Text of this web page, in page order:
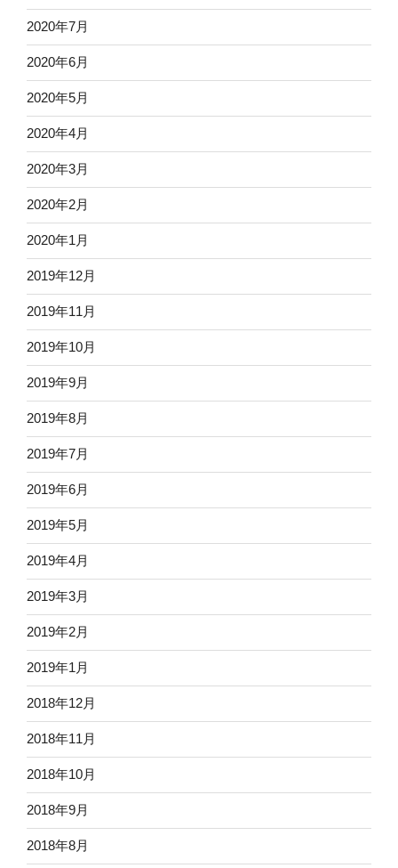
2020年7月
2020年6月
2020年5月
2020年4月
2020年3月
2020年2月
2020年1月
2019年12月
2019年11月
2019年10月
2019年9月
2019年8月
2019年7月
2019年6月
2019年5月
2019年4月
2019年3月
2019年2月
2019年1月
2018年12月
2018年11月
2018年10月
2018年9月
2018年8月